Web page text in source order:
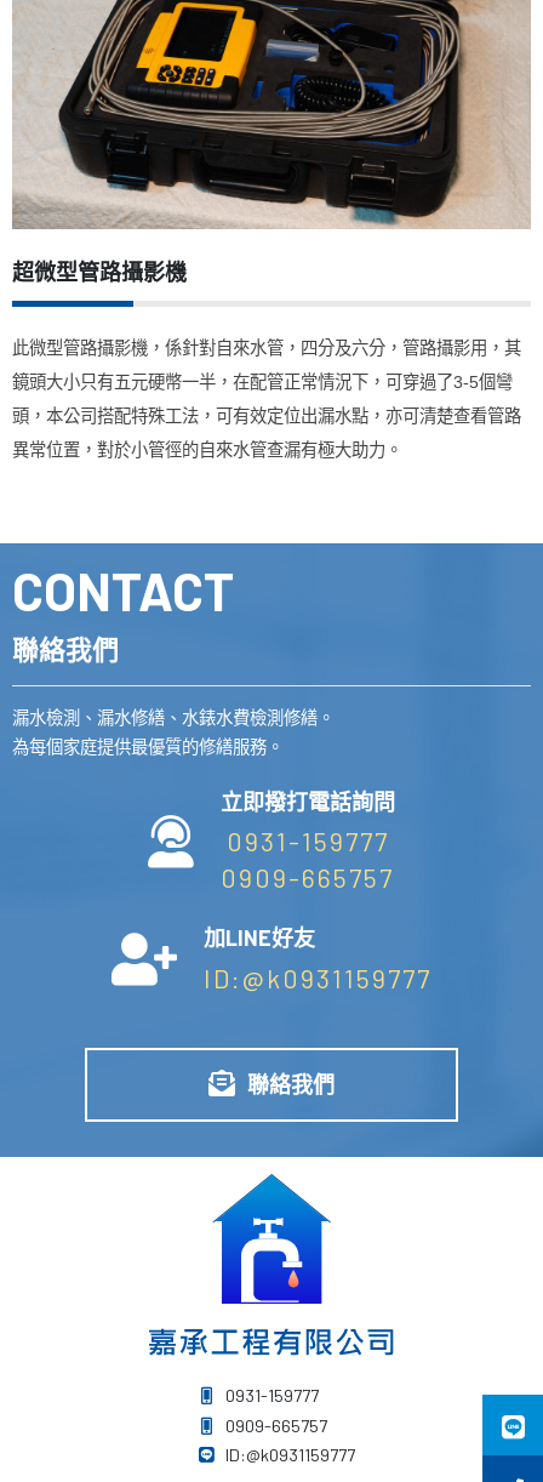
超微型管路攝影機
此微型管路攝影機，係針對自來水管，四分及六分，管路攝影用，其
鏡頭大小只有五元硬幣一半，在配管正常情況下，可穿過了3-5個彎
頭，本公司搭配特殊工法，可有效定位出漏水點，亦可清楚查看管路
異常位置，對於小管徑的自來水管查漏有極大助力。
CONTACT
聯絡我們
漏水檢測、漏水修繕、水錶水費檢測修繕。
為每個家庭提供最優質的修繕服務。
立即撥打電話詢問
0931-159777
0909-665757
加LINE好友
ID:@k0931159777
聯絡我們
0931-159777
0909-665757
ID:@k0931159777